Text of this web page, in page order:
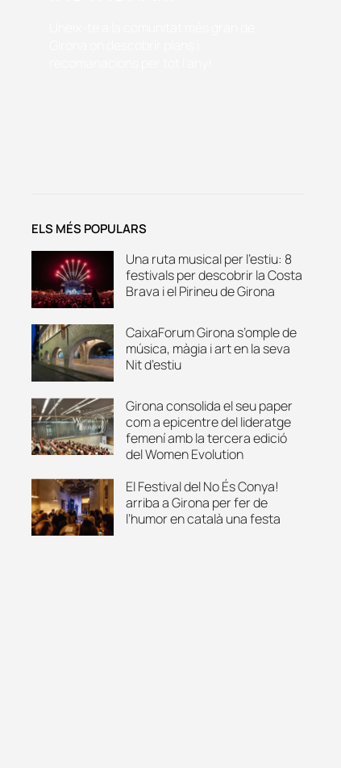
ELS MÉS POPULARS
Una ruta musical per l’estiu: 8
festivals per descobrir la Costa
Brava i el Pirineu de Girona
CaixaForum Girona s’omple de
música, màgia i art en la seva
Nit d’estiu
Girona consolida el seu paper
com a epicentre del lideratge
femení amb la tercera edició
del Women Evolution
El Festival del No És Conya!
arriba a Girona per fer de
l’humor en català una festa